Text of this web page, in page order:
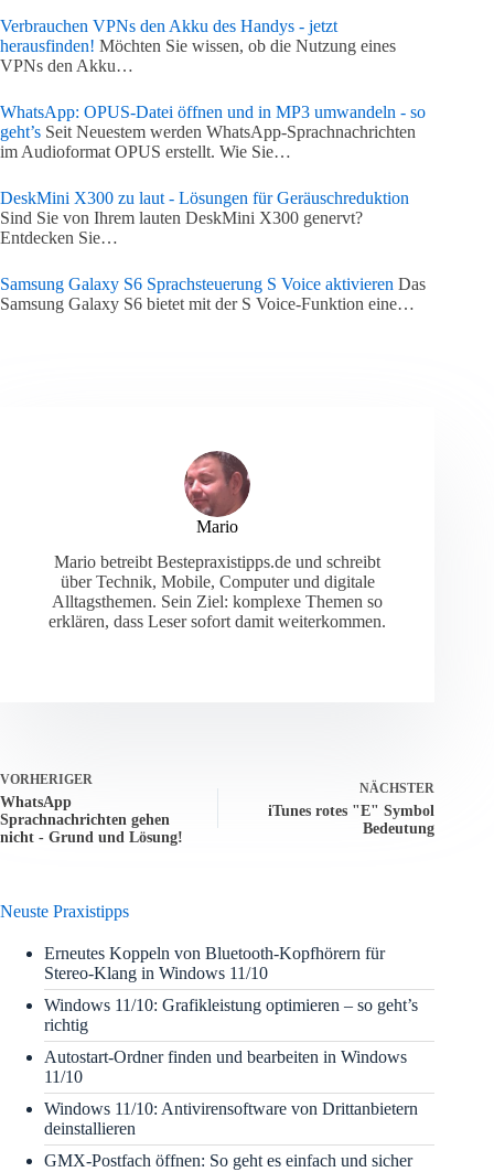
Verbrauchen VPNs den Akku des Handys - jetzt
herausfinden! Möchten Sie wissen, ob die Nutzung eines
VPNs den Akku…
WhatsApp: OPUS-Datei öffnen und in MP3 umwandeln - so
geht’s Seit Neuestem werden WhatsApp-Sprachnachrichten
im Audioformat OPUS erstellt. Wie Sie…
DeskMini X300 zu laut - Lösungen für Geräuschreduktion
Sind Sie von Ihrem lauten DeskMini X300 genervt?
Entdecken Sie…
Samsung Galaxy S6 Sprachsteuerung S Voice aktivieren Das
Samsung Galaxy S6 bietet mit der S Voice-Funktion eine…
Mario
Mario betreibt Bestepraxistipps.de und schreibt
über Technik, Mobile, Computer und digitale
Alltagsthemen. Sein Ziel: komplexe Themen so
erklären, dass Leser sofort damit weiterkommen.
VORHERIGER
WhatsApp
Sprachnachrichten gehen
nicht - Grund und Lösung!
NÄCHSTER
iTunes rotes "E" Symbol
Bedeutung
Neuste Praxistipps
Erneutes Koppeln von Bluetooth-Kopfhörern für
Stereo-Klang in Windows 11/10
Windows 11/10: Grafikleistung optimieren – so geht’s
richtig
Autostart-Ordner finden und bearbeiten in Windows
11/10
Windows 11/10: Antivirensoftware von Drittanbietern
deinstallieren
GMX-Postfach öffnen: So geht es einfach und sicher